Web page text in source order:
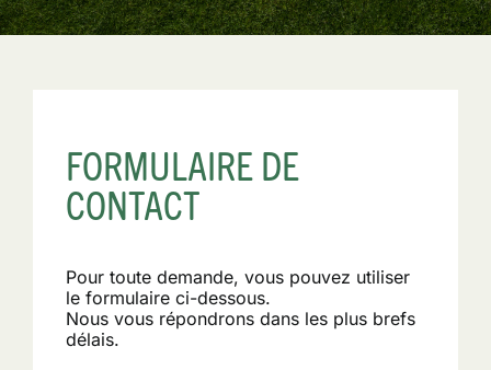
FORMULAIRE DE
CONTACT
Pour toute demande, vous pouvez utiliser
le formulaire ci-dessous.
Nous vous répondrons dans les plus brefs
délais.